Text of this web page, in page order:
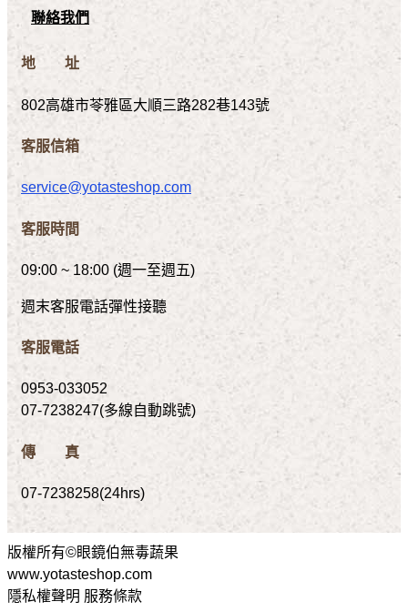
聯絡我們
地 址
802高雄市苓雅區大順三路282巷143號
客服信箱
service@yotasteshop.com
客服時間
09:00 ~ 18:00 (週一至週五)
週末客服電話彈性接聽
客服電話
0953-033052
07-7238247(多線自動跳號)
傳 真
07-7238258(24hrs)
版權所有©眼鏡伯無毒蔬果
www.yotasteshop.com
隱私權聲明 服務條款